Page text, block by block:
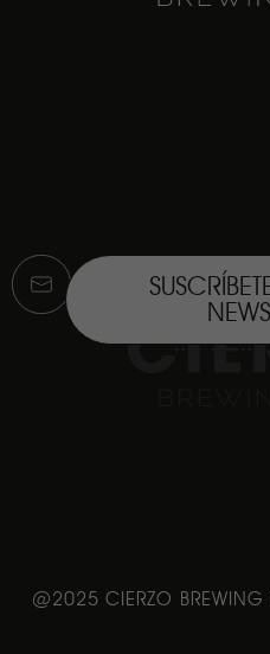
@2025 CIERZO BREWING